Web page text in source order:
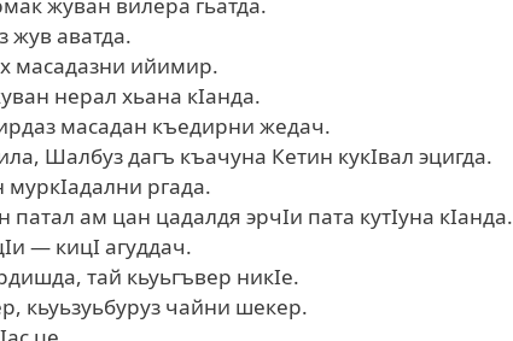
жув аватда.
масадазни ийимир.
нерал хьана кIанда.
масадан къедирни жедач.
Шалбуз дагъ къачуна Кетин кукIвал эцигда.
ргада.
патал ам цан цадалдя эрчIи пата кутIуна кIанда.
— кицI агуддач.
тай кьуьгъвер никIе.
кьуьзуьбуруз чайни шекер.